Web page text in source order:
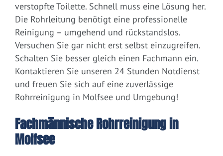
verstopfte Toilette. Schnell muss eine Lösung her.
Die Rohrleitung benötigt eine professionelle
Reinigung – umgehend und rückstandslos.
Versuchen Sie gar nicht erst selbst einzugreifen.
Schalten Sie besser gleich einen Fachmann ein.
Kontaktieren Sie unseren 24 Stunden Notdienst
und freuen Sie sich auf eine zuverlässige
Rohrreinigung in Molfsee und Umgebung!
Fachmännische Rohrreinigung in
Molfsee